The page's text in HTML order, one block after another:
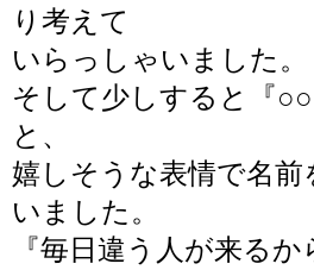
り考えて
いらっしゃいました。
そして少しすると『○○
と、
嬉しそうな表情で名前
いました。
『毎日違う人が来る